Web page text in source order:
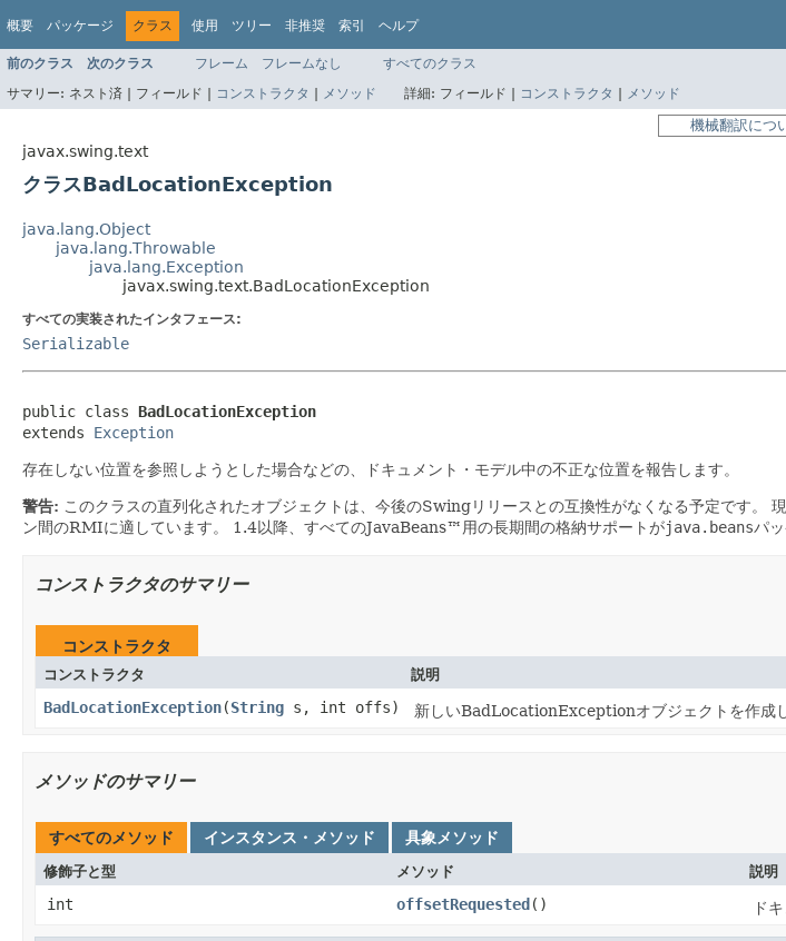
概要 パッケージ クラス 使用 ツリー 非推奨 索引 ヘルプ
前のクラス 次のクラス フレーム フレームなし
すべてのクラス
サマリー: ネスト済 | フィールド | コンストラクタ | メソッド 詳細: フィールド | コンストラクタ | メソッド
機械翻訳につ
javax.swing.text
クラスBadLocationException
java.lang.Object
java.lang.Throwable
java.lang.Exception
javax.swing.text.BadLocationException
すべての実装されたインタフェース:
Serializable
public class BadLocationException
extends Exception
存在しない位置を参照しようとした場合などの、ドキュメント・モデル中の不正な位置を報告します。
警告: このクラスの直列化されたオブジェクトは、今後のSwingリリースとの互換性がなくなる予定です。
ン間のRMIに適しています。
1.4以降、すべてのJavaBeans™用の長期間の格納サポートがjava.beansパ
コンストラクタのサマリー
コンストラクタ
コンストラクタ 説明
BadLocationException(String s, int offs) 新しいBadLocationExceptionオブジェクトを作成し
メソッドのサマリー
すべてのメソッド インスタンス・メソッド 具象メソッド
修飾子と型 メソッド 説明
int offsetRequested() ド